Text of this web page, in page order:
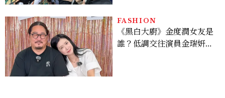
FASHION
《黑白大廚》金度潤女友是
誰？低調交往演員金瑞妍、